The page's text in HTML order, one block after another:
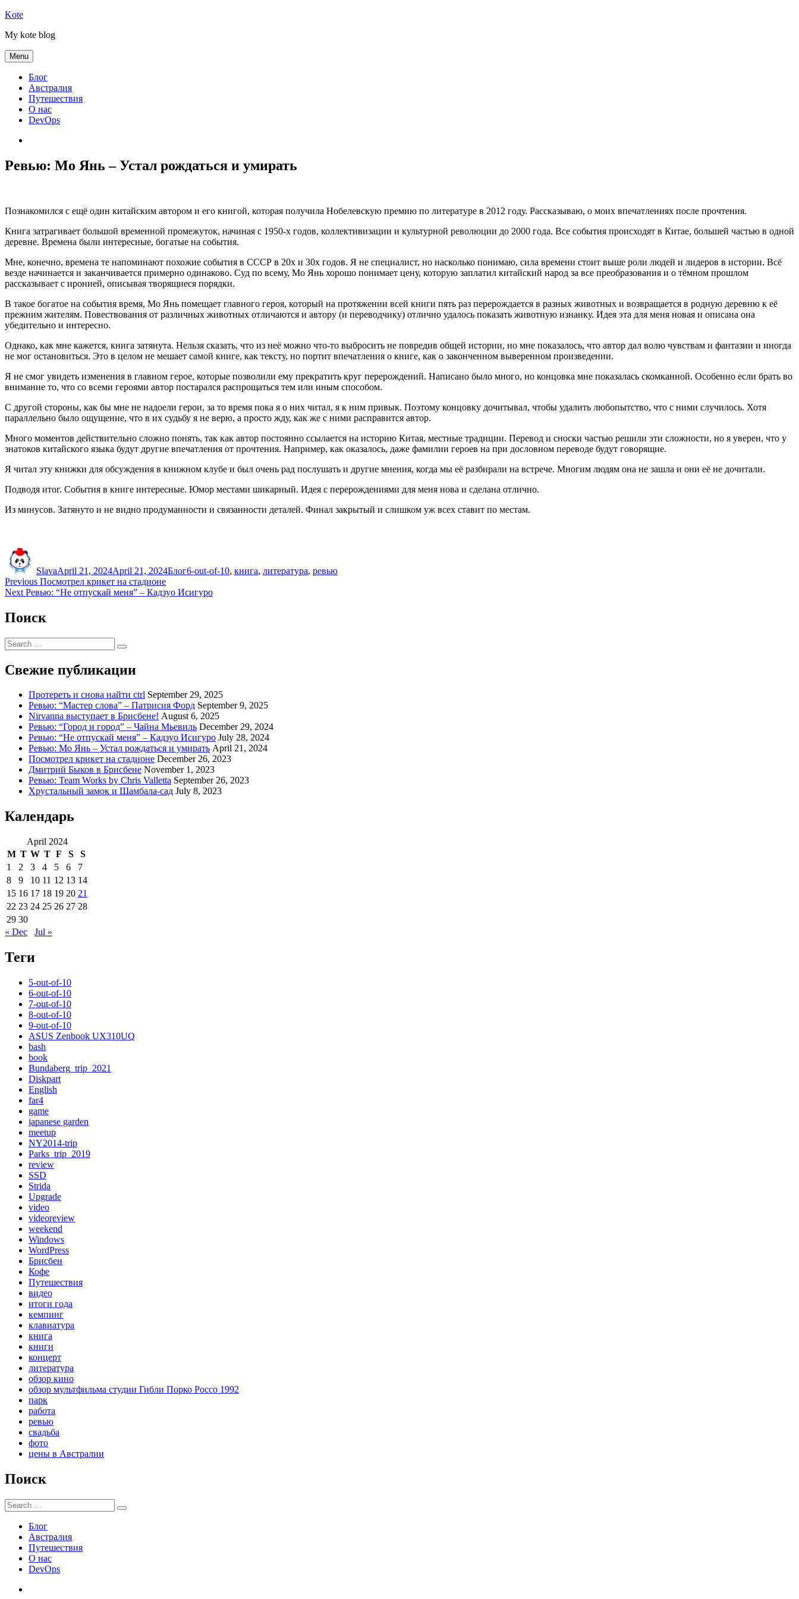
Skip
content
Kote
My kote blog
Menu
Блог
Австралия
Путешествия
О нас
DevOps
Ревью: Мо Янь – Устал рождаться и умирать
Познакомился с ещё один китайским автором и его книгой, которая получила Нобелевскую премию по литературе в 2012 году. Рассказываю, о моих впечатлениях после прочтения.
Книга затрагивает большой временной промежуток, начиная с 1950-х годов, коллективизации и культурной революции до 2000 года. Все события происходят в Китае, большей частью в одной
деревне. Времена были интересные, богатые на события.
Мне, конечно, времена те напоминают похожие события в СССР в 20х и 30х годов. Я не специалист, но насколько понимаю, сила времени стоит выше роли людей и лидеров в истории. Всё
везде начинается и заканчивается примерно одинаково. Суд по всему, Мо Янь хорошо понимает цену, которую заплатил китайский народ за все преобразования и о тёмном прошлом
рассказывает с иронией, описывая творящиеся порядки.
В такое богатое на события время, Мо Янь помещает главного героя, который на протяжении всей книги пять раз перерождается в разных животных и возвращается в родную деревню к её
прежним жителям. Повествования от различных животных отличаются и автору (и переводчику) отлично удалось показать животную изнанку. Идея эта для меня новая и описана она
убедительно и интересно.
Однако, как мне кажется, книга затянута. Нельзя сказать, что из неё можно что-то выбросить не повредив общей истории, но мне показалось, что автор дал волю чувствам и фантазии и иногда
не мог остановиться. Это в целом не мешает самой книге, как тексту, но портит впечатления о книге, как о законченном выверенном произведении.
Я не смог увидеть изменения в главном герое, которые позволили ему прекратить круг перерождений. Написано было много, но концовка мне показалась скомканной. Особенно если брать во
внимание то, что со всеми героями автор постарался распрощаться тем или иным способом.
С другой стороны, как бы мне не надоели герои, за то время пока я о них читал, я к ним привык. Поэтому концовку дочитывал, чтобы удалить любопытство, что с ними случилось. Хотя
параллельно было ощущение, что в их судьбу я не верю, а просто жду, как же с ними расправится автор.
Много моментов действительно сложно понять, так как автор постоянно ссылается на историю Китая, местные традиции. Перевод и сноски частью решили эти сложности, но я уверен, что у
знатоков китайского языка будут другие впечатления от прочтения. Например, как оказалось, даже фамилии героев на при дословном переводе будут говорящие.
Я читал эту книжки для обсуждения в книжном клубе и был очень рад послушать и другие мнения, когда мы её разбирали на встрече. Многим людям она не зашла и они её не дочитали.
Подводя итог. События в книге интересные. Юмор местами шикарный. Идея с перерождениями для меня нова и сделана отлично.
Из минусов. Затянуто и не видно продуманности и связанности деталей. Финал закрытый и слишком уж всех ставит по местам.
SlavaApril 21, 2024April 21, 2024Блог6-out-of-10, книга, литература, ревью
Post
navigation
Previous Previous
post:
Посмотрел крикет на стадионе
Next Next
Ревью: “Не отпускай меня” – Кадзуо Исигуро
Поиск
Search
for:
Search
Свежие публикации
Протереть и снова найти ctrl September 29, 2025
Ревью: “Мастер слова” – Патрисия Форд September 9, 2025
Nirvanna выступает в Брисбене! August 6, 2025
Ревью: “Город и город” – Чайна Мьевиль December 29, 2024
Ревью: “Не отпускай меня” – Кадзуо Исигуро July 28, 2024
Ревью: Мо Янь – Устал рождаться и умирать April 21, 2024
Посмотрел крикет на стадионе December 26, 2023
Дмитрий Быков в Брисбене November 1, 2023
Ревью: Team Works by Chris Valletta September 26, 2023
Хрустальный замок и Шамбала-сад July 8, 2023
Календарь
April 2024
M T W T F S
S
1
2 3 4 5 6
7
8
9 10 11 12 13 14
15 16 17 18 19 20 21
22 23 24 25 26 27 28
29 30
« Dec
Jul »
Теги
5-out-of-10
6-out-of-10
7-out-of-10
8-out-of-10
9-out-of-10
ASUS Zenbook UX310UQ
bash
book
Bundaberg_trip_2021
Diskpart
English
far4
game
japanese garden
meetup
NY2014-trip
Parks_trip_2019
review
SSD
Strida
Upgrade
video
videoreview
weekend
Windows
WordPress
Брисбен
Кофе
Путешествия
видео
итоги года
кемпинг
клавиатура
книга
книги
концерт
литература
обзор кино
обзор мультфильма студии Гибли Порко Россо 1992
парк
работа
ревью
свадьба
фото
цены в Австралии
Поиск
Search
for:
Search
Блог
Австралия
Путешествия
О нас
DevOps